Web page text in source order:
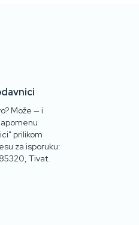
Može — i
prilikom
za isporuku:
Tivat.